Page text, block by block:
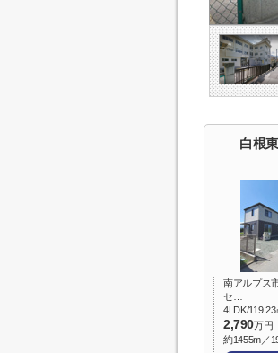
白根
南アルプス
セ…
4LDK/119.23
2,790万円
約1455m／